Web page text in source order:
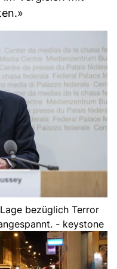
bezüglich Terror
- keystone